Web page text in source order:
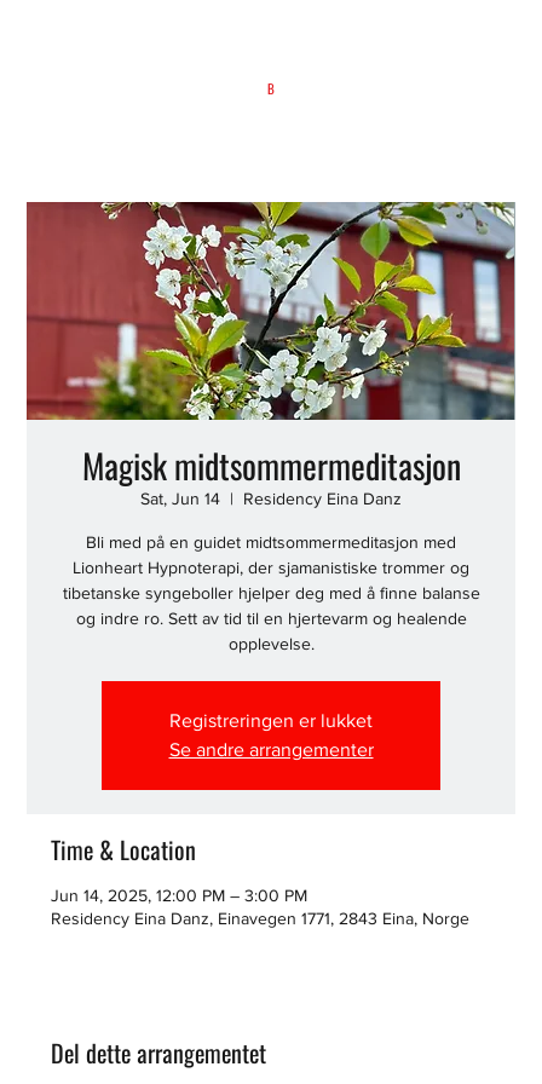
B
Magisk midtsommermeditasjon
Sat, Jun 14
  |
Residency Eina Danz
Bli med på en guidet midtsommermeditasjon med
Lionheart Hypnoterapi, der sjamanistiske trommer og
tibetanske syngeboller hjelper deg med å finne balanse
og indre ro. Sett av tid til en hjertevarm og healende
opplevelse.
Registreringen er lukket
Se andre arrangementer
Time & Location
Jun 14, 2025, 12:00 PM – 3:00 PM
Residency Eina Danz, Einavegen 1771, 2843 Eina, Norge
Del dette arrangementet